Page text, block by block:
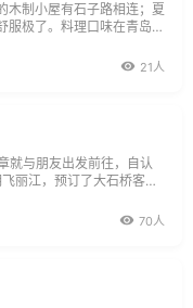
木制小屋有石子路相连；夏
服极了。料理口味在青岛算
21人
就与朋友出发前往，自认
丽江，预订了大石桥客栈
70人